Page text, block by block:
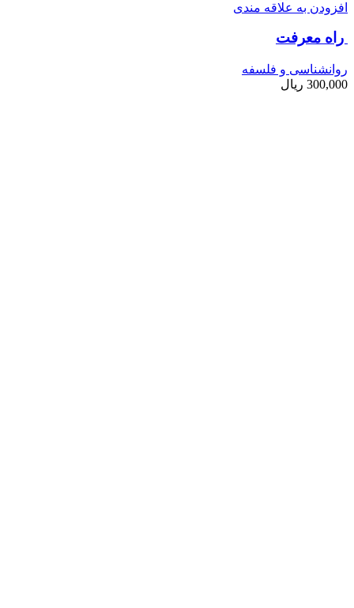
افزودن به علاقه مندی
راه معرفت
روانشناسی و فلسفه
300,000 ریال